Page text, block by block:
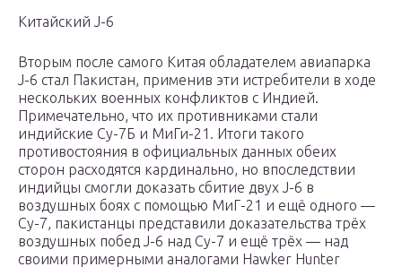
Китайский J-6
Вторым после самого Китая обладателем авиапарка
J-6 стал Пакистан, применив эти истребители в ходе
нескольких военных конфликтов с Индией.
Примечательно, что их противниками стали
индийские Су-7Б и МиГи-21. Итоги такого
противостояния в официальных данных обеих
сторон расходятся кардинально, но впоследствии
индийцы смогли доказать сбитие двух J-6 в
воздушных боях с помощью МиГ-21 и ещё одного —
Су-7, пакистанцы представили доказательства трёх
воздушных побед J-6 над Су-7 и ещё трёх — над
своими примерными аналогами Hawker Hunter